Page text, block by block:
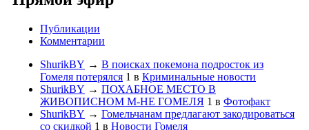
Публикации
Комментарии
ShurikBY → В поисках покемона подросток из
Гомеля потерялся 1 в Криминальные новости
ShurikBY → ПОХАБНОЕ МЕСТО В
ЖИВОПИСНОМ М-НЕ ГОМЕЛЯ 1 в Фотофакт
ShurikBY → Гомельчанам предлагают закодироваться
со скидкой 1 в Новости Гомеля